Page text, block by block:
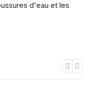
d'eau et les